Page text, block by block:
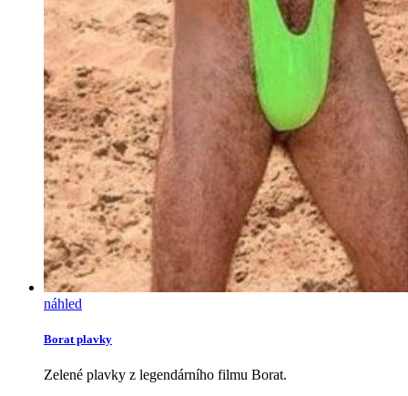
náhled
Borat plavky
Zelené plavky z legendárního filmu Borat.